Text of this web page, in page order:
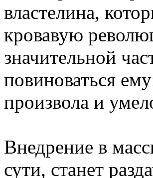
властелина,
кровавую
значительной
повиноваться
произвола и
Внедрение в
сути, станет